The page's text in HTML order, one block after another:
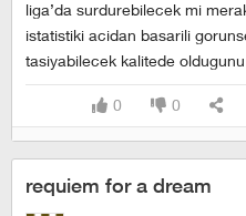
liga’da surdurebilecek mi
istatistiki acidan basarili
tasiyabilecek kalitede
0 0
requiem for a dream